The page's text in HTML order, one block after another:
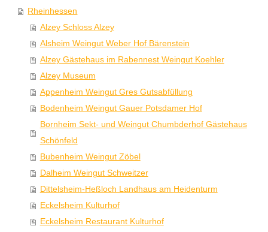
Rheinhessen
Alzey Schloss Alzey
Alsheim Weingut Weber Hof Bärenstein
Alzey Gästehaus im Rabennest Weingut Koehler
Alzey Museum
Appenheim Weingut Gres Gutsabfüllung
Bodenheim Weingut Gauer Potsdamer Hof
Bornheim Sekt- und Weingut Chumbderhof Gästehaus
Schönfeld
Bubenheim Weingut Zöbel
Dalheim Weingut Schweitzer
Dittelsheim-Heßloch Landhaus am Heidenturm
Eckelsheim Kulturhof
Eckelsheim Restaurant Kulturhof